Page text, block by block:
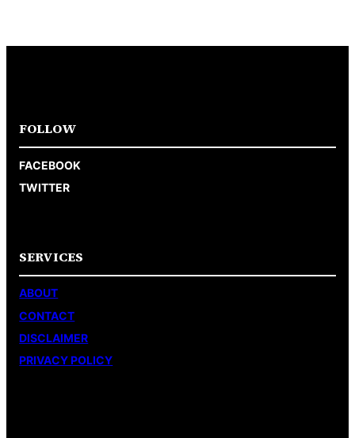
FOLLOW
FACEBOOK
TWITTER
SERVICES
ABOUT
CONTACT
DISCLAIMER
PRIVACY POLICY